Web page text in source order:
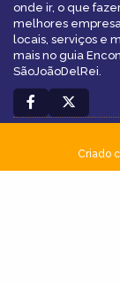
onde ir, o que
melhores
locais, serviços e
mais no guia
SãoJoãoDelRei.
Criado